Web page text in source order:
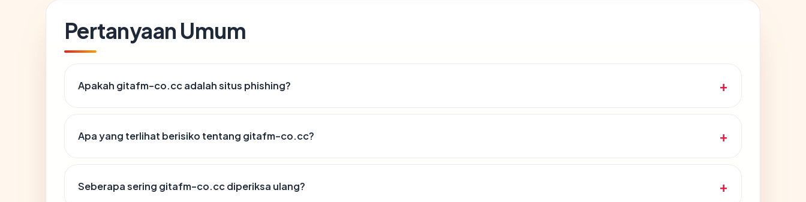
Pertanyaan Umum
Apakah gitafm-co.cc adalah situs phishing?
Apa yang terlihat berisiko tentang gitafm-co.cc?
Seberapa sering gitafm-co.cc diperiksa ulang?